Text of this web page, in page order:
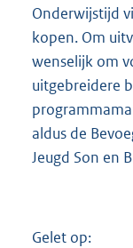
Onderwijstijd
kopen. Om
wenselijk om
uitgebreidere
aldus de
Jeugd Son en
Gelet op: